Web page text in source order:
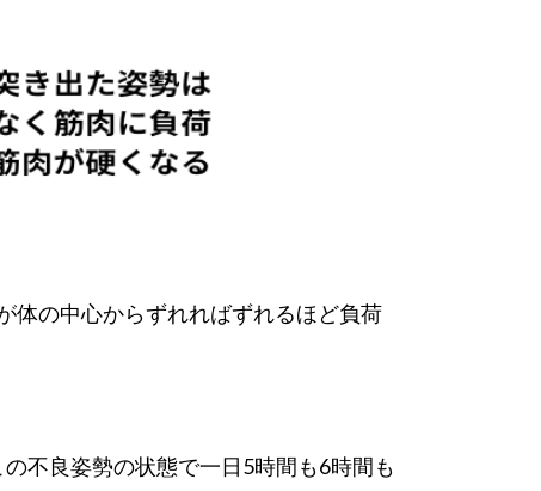
体の中心からずれればずれるほど負荷
不良姿勢の状態で一日5時間も6時間も